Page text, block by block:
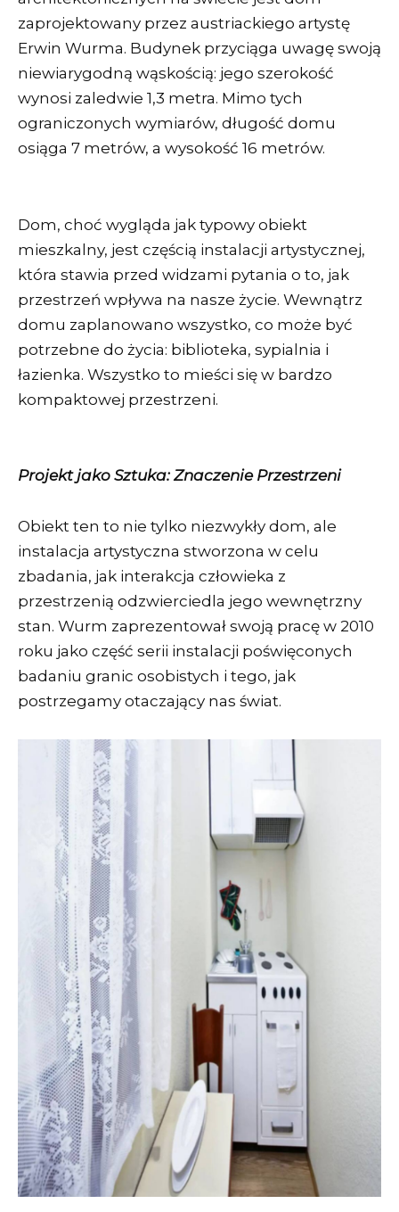
zaprojektowany przez austriackiego artystę
Erwin Wurma. Budynek przyciąga uwagę swoją
niewiarygodną wąskością: jego szerokość
wynosi zaledwie 1,3 metra. Mimo tych
ograniczonych wymiarów, długość domu
osiąga 7 metrów, a wysokość 16 metrów.
Dom, choć wygląda jak typowy obiekt
mieszkalny, jest częścią instalacji artystycznej,
która stawia przed widzami pytania o to, jak
przestrzeń wpływa na nasze życie. Wewnątrz
domu zaplanowano wszystko, co może być
potrzebne do życia: biblioteka, sypialnia i
łazienka. Wszystko to mieści się w bardzo
kompaktowej przestrzeni.
Projekt jako Sztuka: Znaczenie Przestrzeni
Obiekt ten to nie tylko niezwykły dom, ale
instalacja artystyczna stworzona w celu
zbadania, jak interakcja człowieka z
przestrzenią odzwierciedla jego wewnętrzny
stan. Wurm zaprezentował swoją pracę w 2010
roku jako część serii instalacji poświęconych
badaniu granic osobistych i tego, jak
postrzegamy otaczający nas świat.